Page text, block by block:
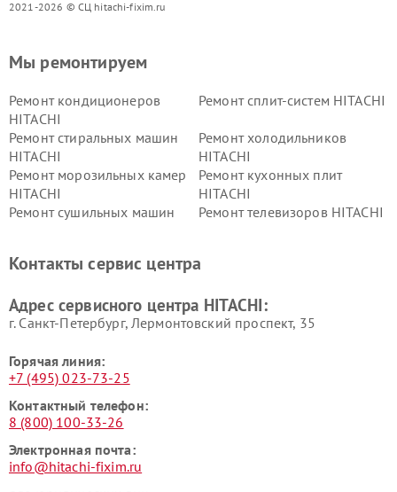
2021-2026 © СЦ hitachi-fixim.ru
Мы ремонтируем
Ремонт кондиционеров
HITACHI
Ремонт сплит-систем HITACHI
Ремонт стиральных машин
HITACHI
Ремонт холодильников
HITACHI
Ремонт морозильных камер
HITACHI
Ремонт кухонных плит
HITACHI
Ремонт сушильных машин
Ремонт телевизоров HITACHI
данных HITACHI
HITACHI
HITACHI
HITACHI
Контакты сервис центра
Адрес сервисного центра HITACHI:
г. Санкт-Петербург, Лермонтовский проспект, 35
Горячая линия:
+7 (495) 023-73-25
Контактный телефон:
8 (800) 100-33-26
Электронная почта:
info@hitachi-fixim.ru